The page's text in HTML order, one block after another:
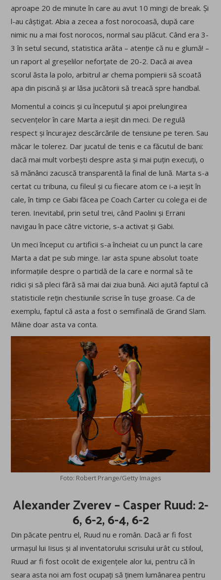
aproape 20 de minute în care au avut 10 mingi de break. Și
l-au câștigat. Abia a zecea a fost norocoasă, după care
nimic nu a mai fost norocos, normal sau plăcut. Când era 3-
3 în setul secund, statistica arăta – atenție că nu e glumă! –
un raport al greșelilor neforțate de 20-2. Dacă ai avea
scorul ăsta la polo, arbitrul ar chema pompierii să scoată
apa din piscină și ar lăsa jucătorii să treacă spre handbal.
Momentul a coincis și cu începutul și apoi prelungirea
secvențelor în care Marta a ieșit din meci. De regulă
respect și încurajez descărcările de tensiune pe teren. Sau
măcar le tolerez. Dar jucatul de tenis e ca făcutul de bani:
dacă mai mult vorbești despre asta și mai puțin execuți, o
să mănânci zacuscă transparentă la final de lună. Marta s-a
certat cu tribuna, cu fileul și cu fiecare atom ce i-a ieșit în
cale, în timp ce Gabi făcea pe Coach Carter cu colega ei de
teren. Inevitabil, prin setul trei, când Paolini și Errani
navigau în pace către victorie, s-a activat și Gabi.
Un meci început cu artificii s-a încheiat cu un punct la care
Marta a dat pe sub minge. Iar asta spune absolut toate
informațiile despre o partidă de la care e normal să te
ridici și să pleci fără să mai dai ziua bună. Aici ajută faptul că
statisticile rețin chestiunile scrise în tușe groase. Ca de
exemplu, faptul că asta a fost o semifinală de Grand Slam.
Mâine doar asta va conta.
Foto: Robert Prange/Getty Images
Alexander Zverev – Casper Ruud: 2-
6, 6-2, 6-4, 6-2
Din păcate pentru el, Ruud nu e român. Dacă ar fi fost
urmașul lui Iisus și al inventatorului scrisului urât cu stiloul,
Ruud ar fi fost ocolit de exigențele alor lui, pentru că în
seara asta noi am fost ocupați să ținem lumânarea pentru